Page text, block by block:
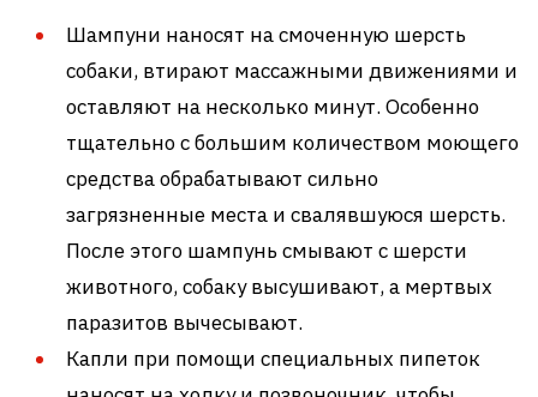
Шампуни наносят на смоченную шерсть
собаки, втирают массажными движениями и
оставляют на несколько минут. Особенно
тщательно с большим количеством моющего
средства обрабатывают сильно
загрязненные места и свалявшуюся шерсть.
После этого шампунь смывают с шерсти
животного, собаку высушивают, а мертвых
паразитов вычесывают.
Капли при помощи специальных пипеток